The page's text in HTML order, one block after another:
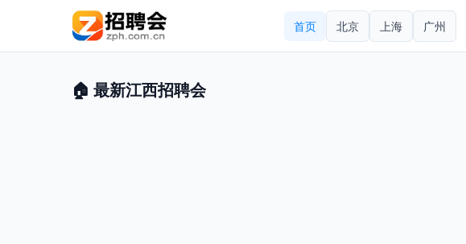
首页 北京 上海 广州
🏠 最新江西招聘会